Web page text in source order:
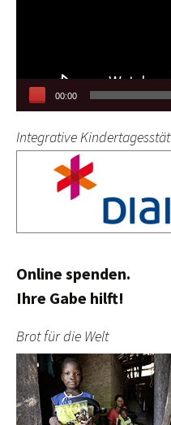
00:00
Integrative
Online spenden.
Ihre Gabe hilft!
Brot für die Welt